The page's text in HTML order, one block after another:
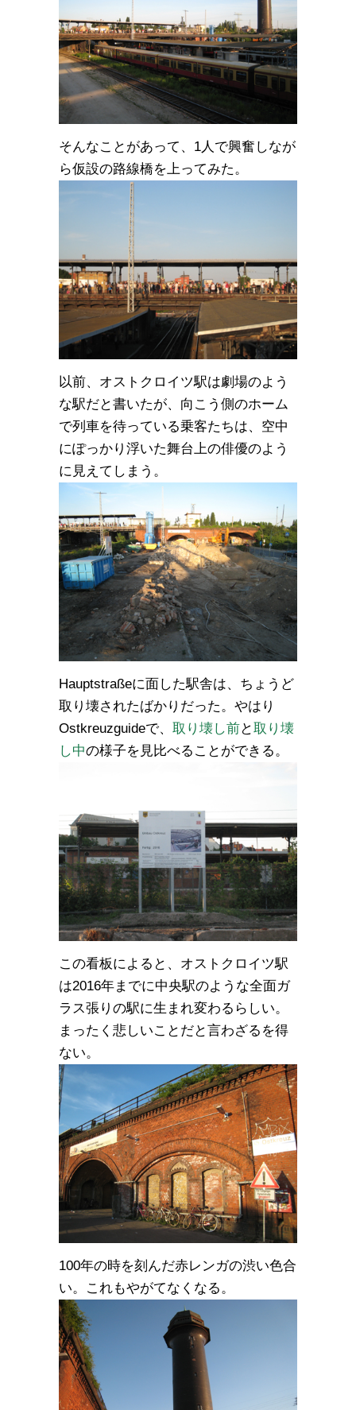
そんなことがあって、1人で興奮しなが
ら仮設の路線橋を上ってみた。
以前、オストクロイツ駅は劇場のよう
な駅だと書いたが、向こう側のホーム
で列車を待っている乗客たちは、空中
にぽっかり浮いた舞台上の俳優のよう
に見えてしまう。
Hauptstraßeに面した駅舎は、ちょうど
取り壊されたばかりだった。やはり
Ostkreuzguideで、 取り壊し前と取り壊
し中の様子を見比べることができる。
この看板によると、オストクロイツ駅
は2016年までに中央駅のような全面ガ
ラス張りの駅に生まれ変わるらしい。
まったく悲しいことだと言わざるを得
ない。
100年の時を刻んだ赤レンガの渋い色合
い。これもやがてなくなる。